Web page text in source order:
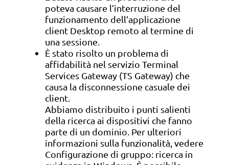
poteva causare l’interruzione del
funzionamento dell’applicazione
client Desktop remoto al termine di
una sessione.
È stato risolto un problema di
affidabilità nel servizio Terminal
Services Gateway (TS Gateway) che
causa la disconnessione casuale dei
client.
Abbiamo distribuito i punti salienti
della ricerca ai dispositivi che fanno
parte di un dominio. Per ulteriori
informazioni sulla funzionalità, vedere
Configurazione di gruppo: ricerca in